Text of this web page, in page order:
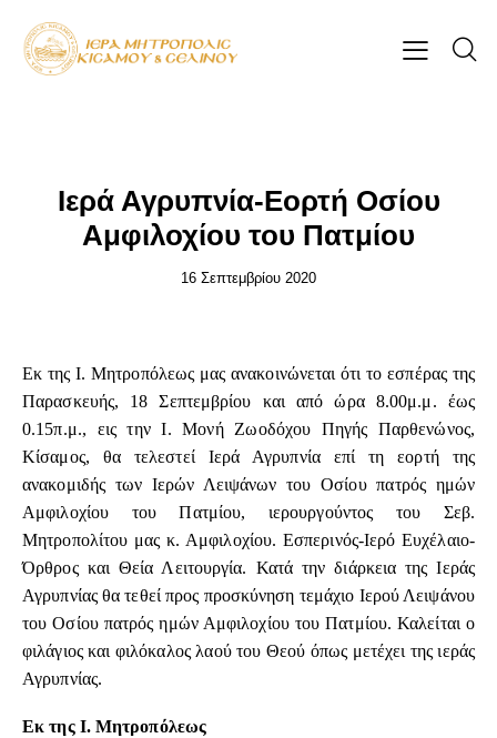
Ιερά Αγρυπνία-Εορτή Οσίου
Αμφιλοχίου του Πατμίου
16 Σεπτεμβρίου 2020
Εκ της Ι. Μητροπόλεως μας ανακοινώνεται ότι το εσπέρας της
Παρασκευής, 18 Σεπτεμβρίου και από ώρα 8.00μ.μ. έως
0.15π.μ., εις την Ι. Μονή Ζωοδόχου Πηγής Παρθενώνος,
Κίσαμος, θα τελεστεί Ιερά Αγρυπνία επί τη εορτή της
ανακομιδής των Ιερών Λειψάνων του Οσίου πατρός ημών
Αμφιλοχίου του Πατμίου, ιερουργούντος του Σεβ.
Μητροπολίτου μας κ. Αμφιλοχίου. Εσπερινός-Ιερό Ευχέλαιο-
Όρθρος και Θεία Λειτουργία. Κατά την διάρκεια της Ιεράς
Αγρυπνίας θα τεθεί προς προσκύνηση τεμάχιο Ιερού Λειψάνου
του Οσίου πατρός ημών Αμφιλοχίου του Πατμίου. Καλείται ο
φιλάγιος και φιλόκαλος λαού του Θεού όπως μετέχει της ιεράς
Αγρυπνίας.
Εκ της Ι. Μητροπόλεως